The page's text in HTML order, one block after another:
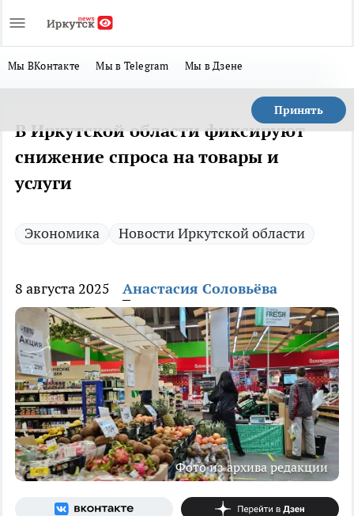
Мы ВКонтакте Мы в Telegram Мы в Дзене
Принять
В Иркутской области фиксируют
снижение спроса на товары и
услуги
Экономика Новости Иркутской области
8 августа 2025 Анастасия Соловьёва
Фото из архива редакции